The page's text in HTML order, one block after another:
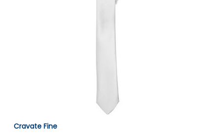
Cravate Fine